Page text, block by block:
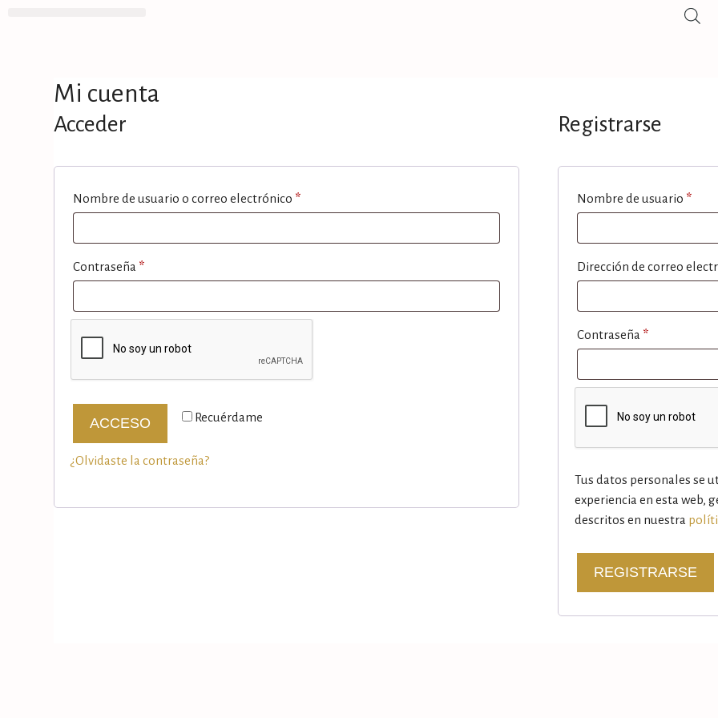
Mi cuenta
Acceder
Nombre de usuario o correo electrónico *
Contraseña *
Recuérdame
ACCESO
¿Olvidaste la contraseña?
Registrarse
Nombre de usuario *
Dirección de correo
Contraseña *
Tus datos personales se
experiencia en esta web,
descritos en nuestra
REGISTRARSE